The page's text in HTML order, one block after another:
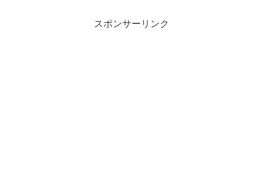
スポンサーリンク